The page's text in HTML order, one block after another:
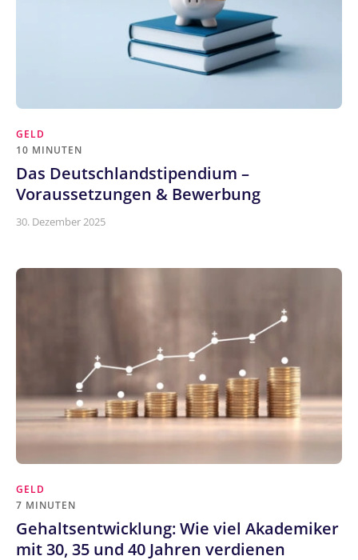
GELD
10 MINUTEN
Das Deutschlandstipendium –
Voraussetzungen & Bewerbung
30. Dezember 2025
GELD
7 MINUTEN
Gehaltsentwicklung: Wie viel Akademiker
mit 30, 35 und 40 Jahren verdienen